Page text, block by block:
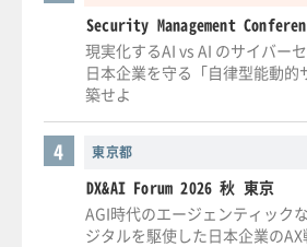
Security Management
現実化するAI vs AI のサイバー
日本企業を守る「自律型能動的
築せよ
東京都
4
DX&AI Forum 2026 秋 東京
AGI時代のエージェンティック
ジタルを駆使した日本企業の